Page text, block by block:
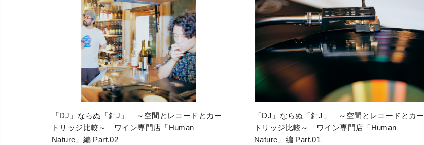
「DJ」ならぬ「針J」 ～空間とレコードとカー
トリッジ比較～ ワイン専門店「Human
Nature」編 Part.02
「DJ」ならぬ「針J」 ～空間とレコードとカー
トリッジ比較～ ワイン専門店「Human
Nature」編 Part.01